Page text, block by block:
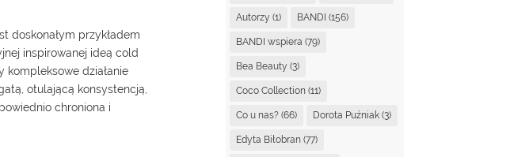
doskonałym przykładem
inspirowanej ideą cold
kompleksowe działanie
otulającą konsystencją,
chroniona i
Autorzy (1) BANDI (156)
BANDI wspiera (79)
Bea Beauty (3)
Coco Collection (11)
Co u nas? (66) Dorota Puźniak (3)
Edyta Biłobran (77)